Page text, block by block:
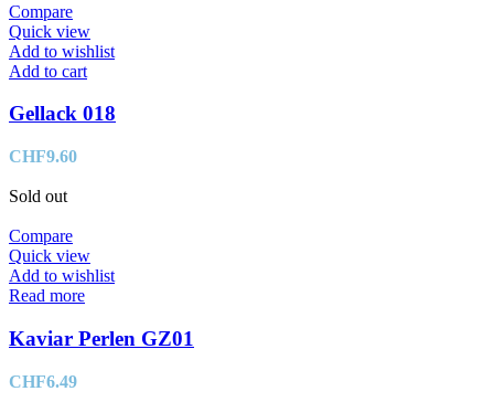
Compare
Quick view
Add to wishlist
Add to cart
Gellack 018
CHF9.60
Sold out
Compare
Quick view
Add to wishlist
Read more
Kaviar Perlen GZ01
CHF6.49